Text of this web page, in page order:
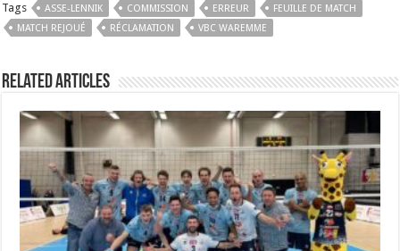
Tags ASSE-LENNIK COMMISSION ERREUR
FEUILLE DE MATCH
MATCH REJOUÉ
RÉCLAMATION VBC WAREMME
Related Articles